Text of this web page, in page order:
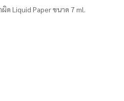
ด Liquid Paper ขนาด 7 ml.